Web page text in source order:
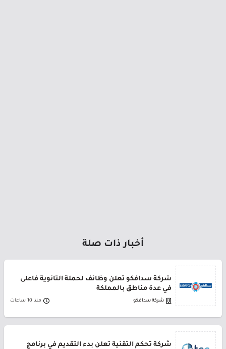
أخبار ذات صلة
شركة سدافكو تعلن وظائف لحملة الثانوية فأعلى
في عدة مناطق بالمملكة
شركة سدافكو منذ 10 ساعات
شركة تحكم التقنية تعلن بدء التقديم في برنامج